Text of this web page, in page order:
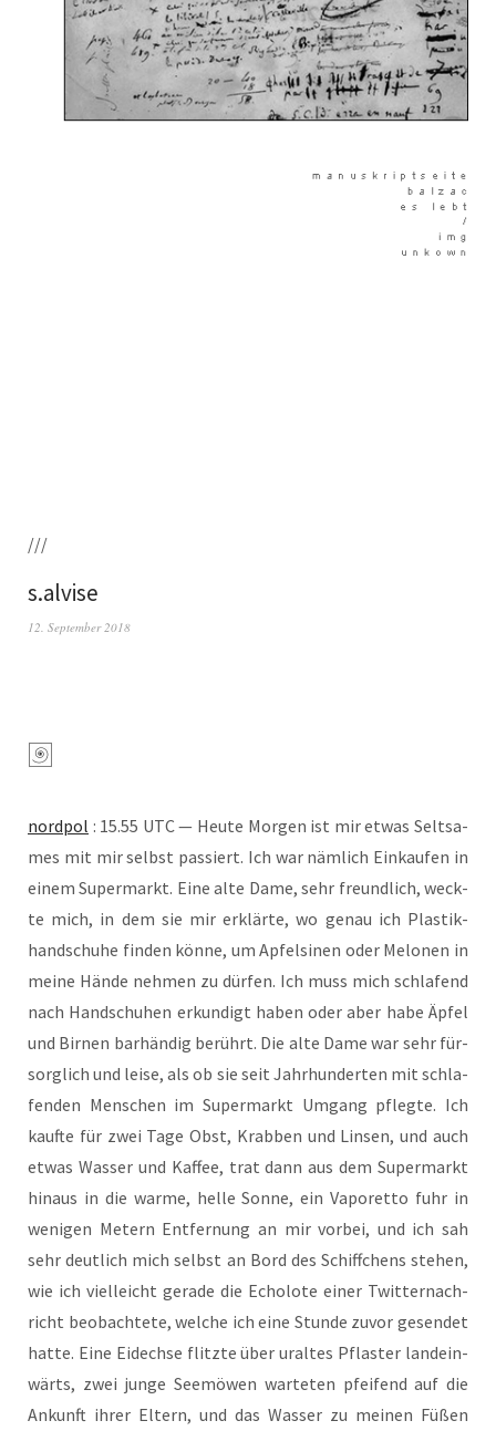
///
s.alvise
12. September 2018
nord­pol : 15.55 UTC — Heu­te Mor­gen ist mir etwas Selt­sa­
mes mit mir selbst pas­siert. Ich war näm­lich Ein­kau­fen in
einem Super­markt. Eine alte Dame, sehr freund­lich, weck­
te mich, in dem sie mir erklär­te, wo genau ich Plas­tik­
hand­schu­he fin­den kön­ne, um Apfel­si­nen oder Melo­nen in
mei­ne Hän­de neh­men zu dür­fen. Ich muss mich schla­fend
nach Hand­schu­hen erkun­digt haben oder aber habe Äpfel
und Bir­nen bar­hän­dig berührt. Die alte Dame war sehr für­
sorg­lich und lei­se, als ob sie seit Jahr­hun­der­ten mit schla­
fen­den Men­schen im Super­markt Umgang pfleg­te. Ich
kauf­te für zwei Tage Obst, Krab­ben und Lin­sen, und auch
etwas Was­ser und Kaf­fee, trat dann aus dem Super­markt
hin­aus in die war­me, hel­le Son­ne, ein Vapo­ret­to fuhr in
weni­gen Metern Ent­fer­nung an mir vor­bei, und ich sah
sehr deut­lich mich selbst an Bord des Schiff­chens ste­hen,
wie ich viel­leicht gera­de die Echo­lo­te einer Twit­ter­nach­
richt beob­ach­te­te, wel­che ich eine Stun­de zuvor gesen­det
hat­te. Eine Eidech­se flitz­te über uraltes Pflas­ter land­ein­
wärts, zwei jun­ge See­mö­wen war­te­ten pfei­fend auf die
Ankunft ihrer Eltern, und das Was­ser zu mei­nen Füßen